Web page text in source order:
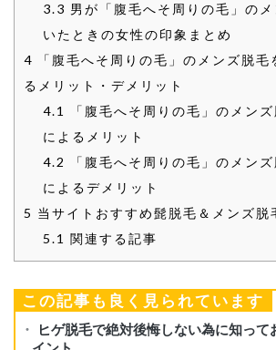
3.3 男が「腹毛へそ周りの毛」の
いたときの女性の印象まとめ
4 「腹毛へそ周りの毛」のメンズ脱毛
るメリット・デメリット
4.1
「腹毛へそ周りの毛」のメン
によるメリット
4.2
「腹毛へそ周りの毛」のメン
によるデメリット
5 当サイトおすすめ髭脱毛＆メンズ脱
5.1 関連する記事
この記事も良く見られています